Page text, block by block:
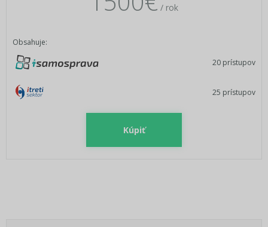
/ rok
Obsahuje:
20 prístupov
25 prístupov
Kúpiť